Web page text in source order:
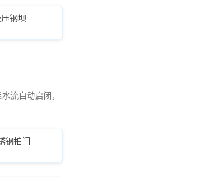
钢坝
流自动启闭，
拍门